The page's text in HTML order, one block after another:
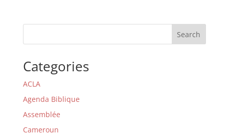
Search
Categories
ACLA
Agenda Biblique
Assemblée
Cameroun